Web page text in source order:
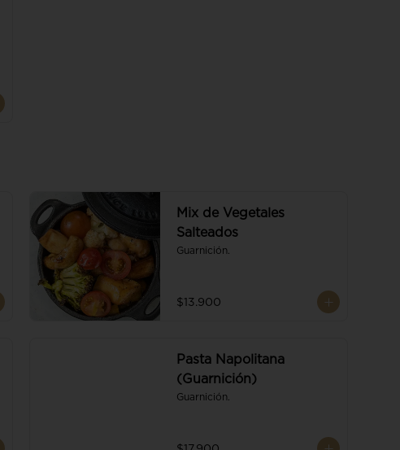
Mix de Vegetales
Salteados
Guarnición.
$13.900
Pasta Napolitana
(Guarnición)
Guarnición.